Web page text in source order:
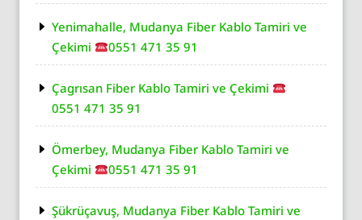
Yenimahalle, Mudanya Fiber Kablo Tamiri ve
Çekimi
0551 471 35 91
Çagrısan Fiber Kablo Tamiri ve Çekimi
0551 471 35 91
Ömerbey, Mudanya Fiber Kablo Tamiri ve
Çekimi
0551 471 35 91
Şükrüçavuş, Mudanya Fiber Kablo Tamiri ve